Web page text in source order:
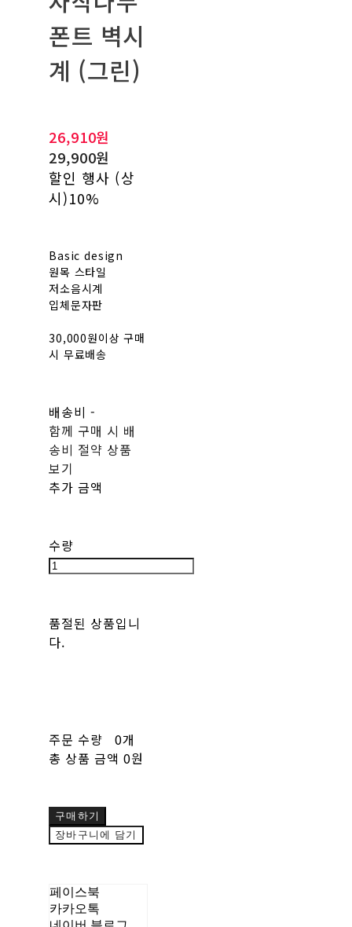
폰트 벽시
계 (그린)
26,910원
29,900원
할인 행사 (상
시)10%
Basic design
원목 스타일
저소음시계
입체문자판
30,000원이상 구매
시 무료배송
배송비 -
함께 구매 시 배
송비 절약 상품
보기
추가 금액
수량
품절된 상품입니
다.
주문 수량
0개
총 상품 금액 0원
구매하기
장바구니에 담기
페이스북
카카오톡